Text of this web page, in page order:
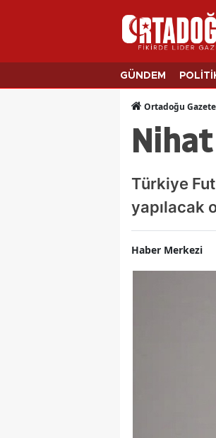
GÜNDEM
Ortadoğu
Nihat
Türkiye
yapılacak
Haber Merkezi